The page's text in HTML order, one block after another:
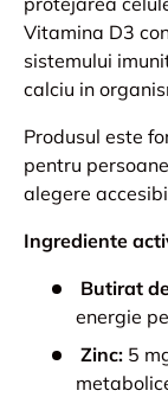
Vitamina D3
sistemului
calciu in
Produsul este
pentru
alegere
Ingrediente
Butirat
energie
Zinc: 5